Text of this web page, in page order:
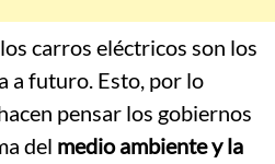
carros eléctricos son los
a futuro. Esto, por lo
pensar los gobiernos
del medio ambiente y la